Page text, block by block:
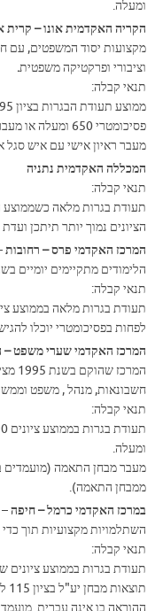
ומעלה.
הקריה האקדמית אונו – קרית
מקצועות יסוד המשפטים, עם
וציבורי ופרקטיקה משפטית.
תנאי קבלה:
ממוצע תעודת הבגרות בציון 95 ומעלה.
פסיכומטרי 650 ומעלה או מעבר מבחני מיון בהתאם לדרישות הפקולטה.
מעבר ראיון אישי עם איש סגל
המכללה האקדמית נתניה
תנאי קבלה:
הציונים נמוך יותר תיתכן ועדת
המרכז האקדמי פרס – רחובות
הלימודים מתקיימים יומיים
תנאי קבלה:
לפחות בפסיכומטרי יוכלו
המרכז האקדמי שערי משפט –
המרכז שהוקם בשנת 1995 מציע מגוון התמחויות שונות של
חשבונאות, מנהל , משפט
תנאי קבלה:
ומעלה.
ממבחן התאמה).
במרכז האקדמי כרמל – חיפה
השתלמויות מקצועיות תוך
תנאי קבלה:
תעודת בגרות בממוצע ציונים של 90